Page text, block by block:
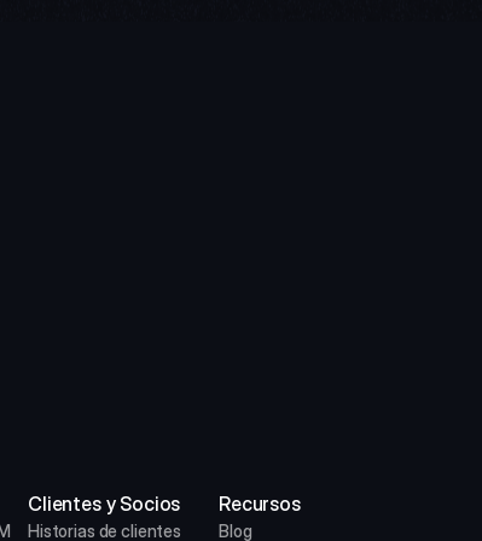
Clientes y Socios
Historias de clientes
Recursos
Blog